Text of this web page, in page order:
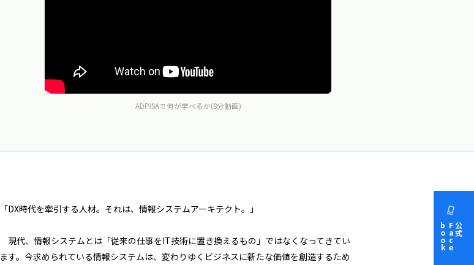
公式
Face
book
ADPISAで何が学べるか(8分動画)
「DX時代を牽引する人材。それは、情報システムアーキテクト。」
現代、情報システムとは「従来の仕事をIT技術に置き換えるもの」ではなくなってきてい
ます。今求められている情報システムは、変わりゆくビジネスに新たな価値を創造するため